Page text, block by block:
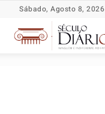
Sábado, Agosto 8, 2026